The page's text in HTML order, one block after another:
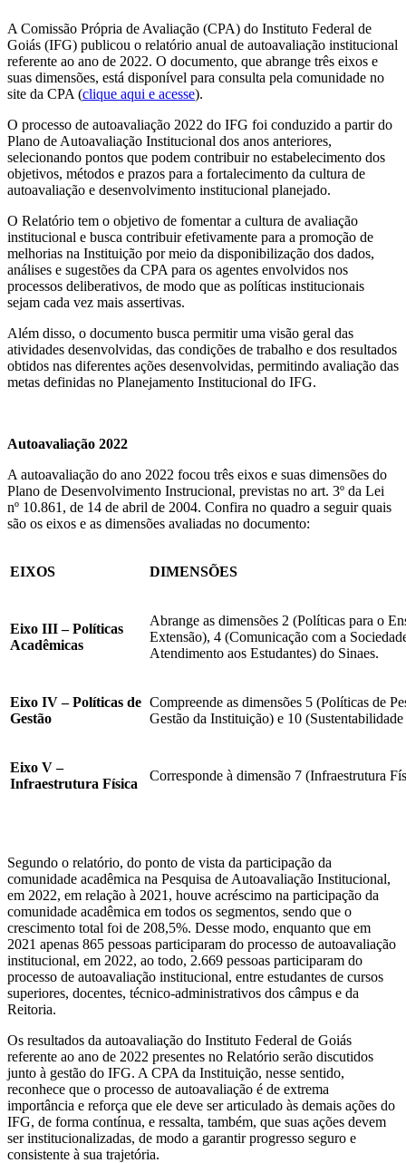
A Comissão Própria de Avaliação (CPA) do Instituto Federal de
Goiás (IFG) publicou o relatório anual de autoavaliação institucional
referente ao ano de 2022. O documento, que abrange três eixos e
suas dimensões, está disponível para consulta pela comunidade no
site da CPA (clique aqui e acesse).
O processo de autoavaliação 2022 do IFG foi conduzido a partir do
Plano de Autoavaliação Institucional dos anos anteriores,
selecionando pontos que podem contribuir no estabelecimento dos
objetivos, métodos e prazos para a fortalecimento da cultura de
autoavaliação e desenvolvimento institucional planejado.
O Relatório tem o objetivo de fomentar a cultura de avaliação
institucional e busca contribuir efetivamente para a promoção de
melhorias na Instituição por meio da disponibilização dos dados,
análises e sugestões da CPA para os agentes envolvidos nos
processos deliberativos, de modo que as políticas institucionais
sejam cada vez mais assertivas.
Além disso, o documento busca permitir uma visão geral das
atividades desenvolvidas, das condições de trabalho e dos resultados
obtidos nas diferentes ações desenvolvidas, permitindo avaliação das
metas definidas no Planejamento Institucional do IFG.
Autoavaliação 2022
A autoavaliação do ano 2022 focou três eixos e suas dimensões do
Plano de Desenvolvimento Instrucional, previstas no art. 3º da Lei
nº 10.861, de 14 de abril de 2004. Confira no quadro a seguir quais
são os eixos e as dimensões avaliadas no documento:
EIXOS DIMENSÕES
Eixo III – Políticas
Acadêmicas
Abrange as dimensões 2 (Políticas para o
Extensão), 4 (Comunicação com a
Atendimento aos Estudantes) do Sinaes.
Eixo IV – Políticas de
Gestão
Compreende as dimensões 5 (Políticas de
Gestão da Instituição) e 10
Eixo V –
Infraestrutura Física
Corresponde à dimensão 7 (Infraestrutura
Segundo o relatório, do ponto de vista da participação da
comunidade acadêmica na Pesquisa de Autoavaliação Institucional,
em 2022, em relação à 2021, houve acréscimo na participação da
comunidade acadêmica em todos os segmentos, sendo que o
crescimento total foi de 208,5%. Desse modo, enquanto que em
2021 apenas 865 pessoas participaram do processo de autoavaliação
institucional, em 2022, ao todo, 2.669 pessoas participaram do
processo de autoavaliação institucional, entre estudantes de cursos
superiores, docentes, técnico-administrativos dos câmpus e da
Reitoria.
Os resultados da autoavaliação do Instituto Federal de Goiás
referente ao ano de 2022 presentes no Relatório serão discutidos
junto à gestão do IFG. A CPA da Instituição, nesse sentido,
reconhece que o processo de autoavaliação é de extrema
importância e reforça que ele deve ser articulado às demais ações do
IFG, de forma contínua, e ressalta, também, que suas ações devem
ser institucionalizadas, de modo a garantir progresso seguro e
consistente à sua trajetória.